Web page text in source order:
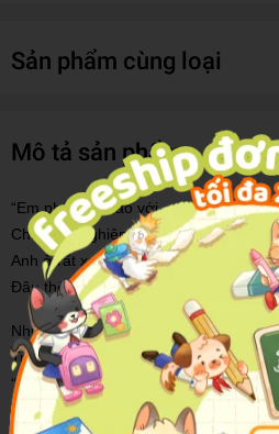
Sản phẩm cùng loại
Mô tả sản phẩm
“Em phải làm sao với cơn say nóng
Chiều chỉ nghiêng ngả mà lòng dậy
Anh ở rất xa, anh đâu thể là gió
Đâu thể mỗi chiều ôm ấp giấc mộng
Những dòng thơ da diết đánh dấu
Trịnh Nam Trân vào một ngày đông
“quầy bar”, nơi cô nhẹ nhàng “mời
được say mèm trong men hơi yêu